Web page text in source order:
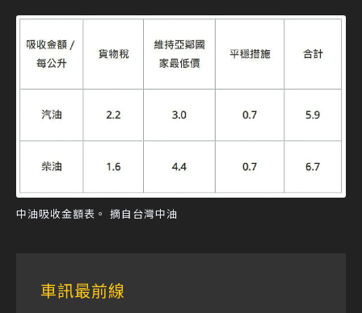
中油吸收金額表。 摘自台灣中油
車訊最前線